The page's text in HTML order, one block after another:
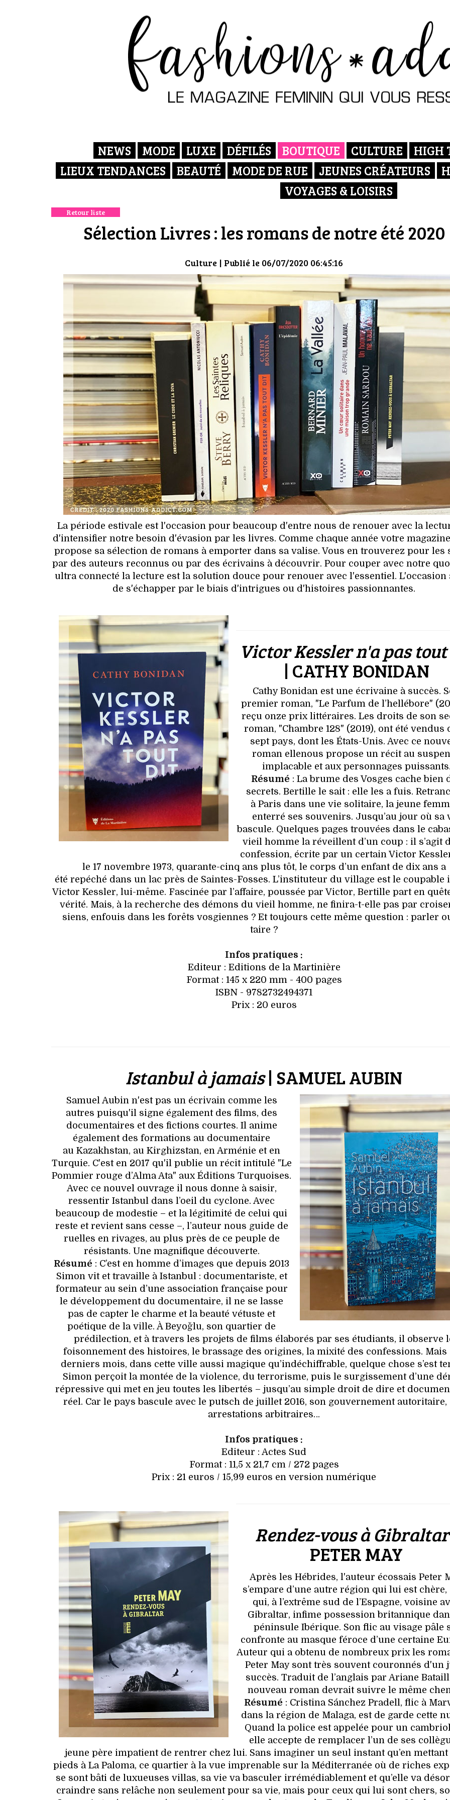
NEWS MODE LUXE DÉFILÉS BOUTIQUE CULTURE
HIGH
LIEUX TENDANCES
BEAUTÉ MODE DE RUE JEUNES CRÉATEURS
VOYAGES & LOISIRS
Retour liste
Sélection Livres : les romans de notre été 2020
Culture | Publié le 06/07/2020 06:45:16
La période estivale est l'occasion pour beaucoup d'entre nous de renouer avec la
d'intensifier notre besoin d'évasion par les livres. Comme chaque année votre
propose sa sélection de romans à emporter dans sa valise. Vous en trouverez pour les
par des auteurs reconnus ou par des écrivains à découvrir. Pour couper avec notre
ultra connecté la lecture est la solution douce pour renouer avec l'essentiel. L'occasion
de s'échapper par le biais d'intrigues ou d'histoires passionnantes.
Victor Kessler n'a pas
| CATHY BONIDAN
Cathy Bonidan est une écrivaine à succès.
premier roman, "Le Parfum de l’hellébore"
reçu onze prix littéraires. Les droits de son
roman, "Chambre 128" (2019), ont été vendus
sept pays, dont les États-Unis. Avec ce
roman ellenous propose un récit au
implacable et aux personnages
Résumé : La brume des Vosges cache bien
secrets. Bertille le sait : elle les a fuis.
à Paris dans une vie solitaire, la jeune
enterré ses souvenirs. Jusqu’au jour où sa
bascule. Quelques pages trouvées dans le
vieil homme la réveillent d’un coup : il s’agit
confession, écrite par un certain Victor
le 17 novembre 1973, quarante-cinq ans plus tôt, le corps d’un enfant de dix ans a
été repéché dans un lac près de Saintes-Fosses. L’instituteur du village est le coupable
Victor Kessler, lui-même. Fascinée par l’affaire, poussée par Victor, Bertille part en
vérité. Mais, à la recherche des démons du vieil homme, ne finira-t-elle pas par
siens, enfouis dans les forêts vosgiennes ? Et toujours cette même question : parler
taire ?
Infos pratiques :
Editeur : Editions de la Martinière
Format : 145 x 220 mm - 400 pages
ISBN - 9782732494371
Prix : 20 euros
Istanbul à jamais| SAMUEL AUBIN
Samuel Aubin n'est pas un écrivain comme les
autres puisqu'il signe également des films, des
documentaires et des fictions courtes. Il anime
également des formations au documentaire
au Kazakhstan, au Kirghizstan, en Arménie et en
Turquie. C'est en 2017 qu'il publie un récit intitulé "Le
Pommier rouge d’Alma Ata" aux Éditions Turquoises.
Avec ce nouvel ouvrage il nous donne à saisir,
ressentir Istanbul dans l’oeil du cyclone. Avec
beaucoup de modestie – et la légitimité de celui qui
reste et revient sans cesse –, l’auteur nous guide de
ruelles en rivages, au plus près de ce peuple de
résistants. Une magnifique découverte.
Résumé : C’est en homme d’images que depuis 2013
Simon vit et travaille à Istanbul : documentariste, et
formateur au sein d’une association française pour
le développement du documentaire, il ne se lasse
pas de capter le charme et la beauté vétuste et
poétique de la ville. À Beyoğlu, son quartier de
prédilection, et à travers les projets de films élaborés par ses étudiants, il observe
foisonnement des histoires, le brassage des origines, la mixité des confessions. Mais
derniers mois, dans cette ville aussi magique qu’indéchiffrable, quelque chose s’est
Simon perçoit la montée de la violence, du terrorisme, puis le surgissement d’une
répressive qui met en jeu toutes les libertés – jusqu’au simple droit de dire et
réel. Car le pays bascule avec le putsch de juillet 2016, son gouvernement autoritaire,
arrestations arbitraires…
Infos pratiques :
Editeur : Actes Sud
Format : 11,5 x 21,7 cm / 272 pages
Prix : 21 euros / 15,99 euros en version numérique
Rendez-vous à Gibraltar
PETER MAY
Après les Hébrides, l'auteur écossais Peter
s’empare d’une autre région qui lui est chère,
qui, à l’extrême sud de l’Espagne, voisine
Gibraltar, infime possession britannique
péninsule Ibérique. Son flic au visage pâle
confronte au masque féroce d’une certaine
Auteur qui a obtenu de nombreux prix les
Peter May sont très souvent couronnés d'un
succès. Traduit de l’anglais par Ariane
nouveau roman devrait suivre le même
Résumé : Cristina Sánchez Pradell, flic à
dans la région de Malaga, est de garde cette
Quand la police est appelée pour un
elle accepte de remplacer l’un de ses
jeune père impatient de rentrer chez lui. Sans imaginer un seul instant qu’en mettant
pieds à La Paloma, ce quartier à la vue imprenable sur la Méditerranée où de riches
se sont bâti de luxueuses villas, sa vie va basculer irrémédiablement et qu’elle va
craindre sans relâche non seulement pour sa vie, mais pour ceux qui lui sont chers,